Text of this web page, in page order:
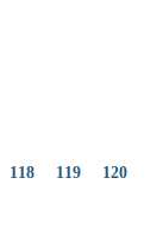
118 119
120